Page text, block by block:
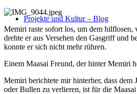
Projekte und Kultur – Blog
Memiri raste sofort los, um dem hilflosen,
drehte er aus Versehen den Gasgriff und
konnte er sich nicht mehr rühren.
Einem Maasai Freund, der hinter Memiri
Memiri berichtete mir hinterher, dass
oder Bullen zu verlieren, ist für die